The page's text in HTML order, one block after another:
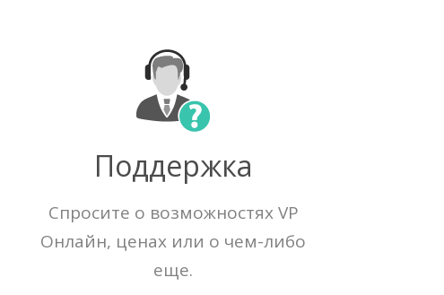
Поддержка
Спросите о возможностях VP
Онлайн, ценах или о чем-либо
еще.